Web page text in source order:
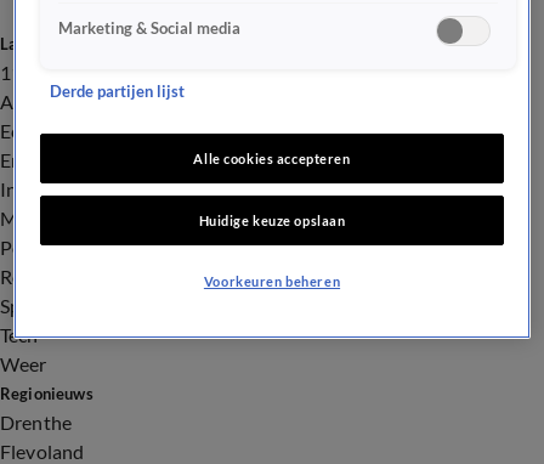
Laatste nieuws
112
Advies & Tips
Economie
Entertainment
Infrastructuur
Milieu en Gezondheid
Politiek
Royalty
Sport
Tech
Weer
Regionieuws
Drenthe
Flevoland
Marketing & Social media
Derde partijen lijst
Alle cookies accepteren
Huidige keuze opslaan
Voorkeuren beheren